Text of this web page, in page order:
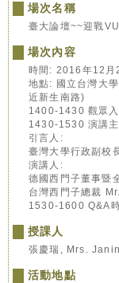
場次名稱
臺大論壇~~迎戰
場次內容
時間: 2016年12月
地點: 國立台灣大
近新生南路)
1400-1430 觀眾
1430-1530 演講
引言人:
臺灣大學行政副校
演講人:
德國西門子董事暨
台灣西門子總裁
1530-1600 Q&A
授課人
張慶瑞, Mrs.
活動地點